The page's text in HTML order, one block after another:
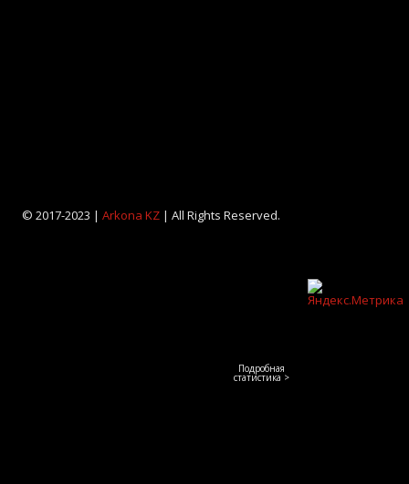
© 2017-2023 | Arkona KZ| All Rights Reserved.
Подробная
статистика >